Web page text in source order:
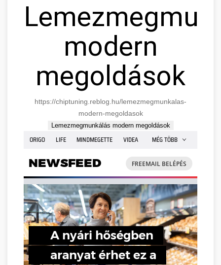
modern
megoldások
https://chiptuning.reblog.hu/lemezmegmunkalas-
modern-megoldasok
Lemezmegmunkálás modern megoldások